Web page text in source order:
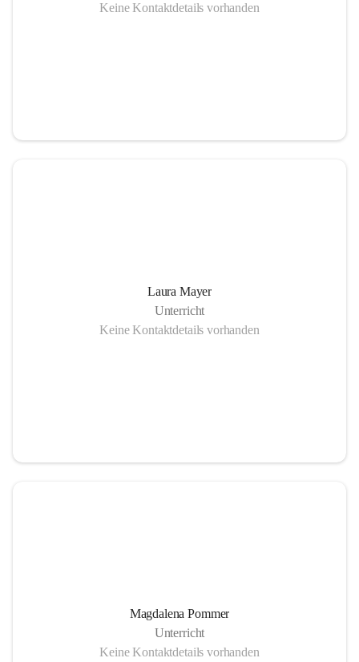
Keine Kontaktdetails vorhanden
Laura Mayer
Unterricht
Keine Kontaktdetails vorhanden
Magdalena Pommer
Unterricht
Keine Kontaktdetails vorhanden